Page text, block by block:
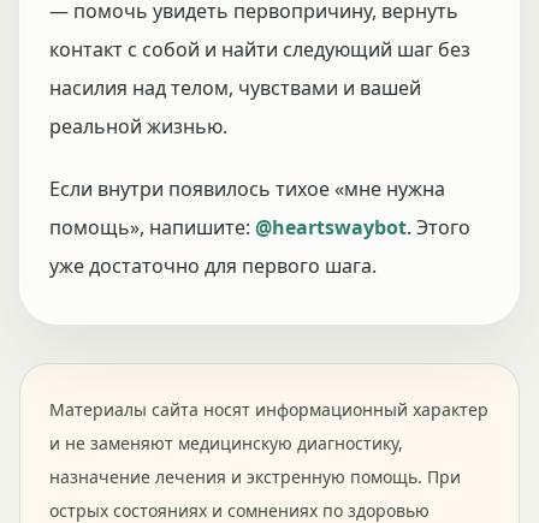
— помочь увидеть первопричину, вернуть
контакт с собой и найти следующий шаг без
насилия над телом, чувствами и вашей
реальной жизнью.
Если внутри появилось тихое «мне нужна
помощь», напишите: @heartswaybot. Этого
уже достаточно для первого шага.
Материалы сайта носят информационный характер
и не заменяют медицинскую диагностику,
назначение лечения и экстренную помощь. При
острых состояниях и сомнениях по здоровью